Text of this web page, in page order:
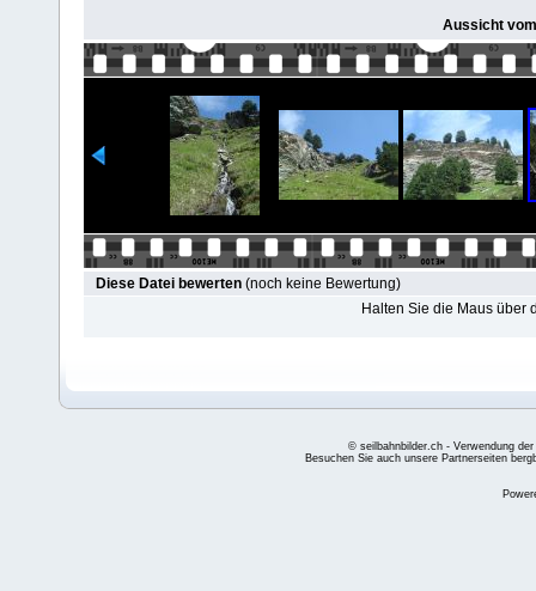
Aussicht
Diese Datei bewerten (noch keine Bewertung)
Halten Sie die Maus über
© seilbahnbilder.ch - Verwendung
Besuchen Sie auch unsere Partnerseiten